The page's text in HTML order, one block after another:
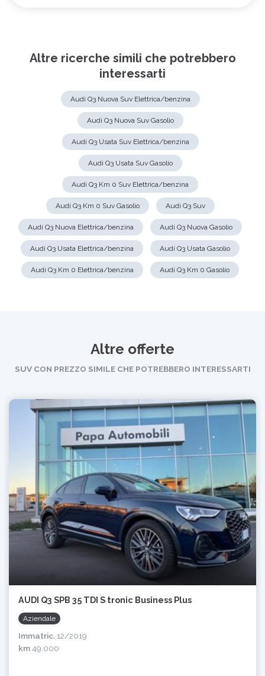
Altre ricerche simili che potrebbero
interessarti
Audi Q3 Nuova Suv Elettrica/benzina
Audi Q3 Nuova Suv Gasolio
Audi Q3 Usata Suv Elettrica/benzina
Audi Q3 Usata Suv Gasolio
Audi Q3 Km 0 Suv Elettrica/benzina
Audi Q3 Km 0 Suv Gasolio Audi Q3 Suv
Audi Q3 Nuova Elettrica/benzina Audi Q3 Nuova Gasolio
Audi Q3 Usata Elettrica/benzina Audi Q3 Usata Gasolio
Audi Q3 Km 0 Elettrica/benzina Audi Q3 Km 0 Gasolio
Altre offerte
SUV CON PREZZO SIMILE CHE POTREBBERO INTERESSARTI
AUDI Q3 SPB 35 TDI S tronic Business Plus
Aziendale
Immatric. 12/2019
km49.000